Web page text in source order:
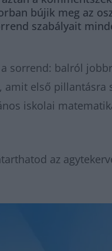
bújik meg az
szabályait
sorrend: balról
első pillantásra
iskolai
az